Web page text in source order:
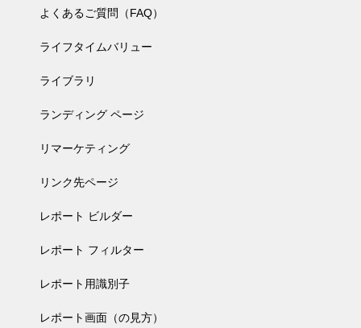
よくあるご質問（FAQ）
ライフタイムバリュー
ライブラリ
ランディング ページ
リマーケティング
リンク先ページ
レポート ビルダー
レポート フィルター
レポート用識別子
レポート画面（の見方）